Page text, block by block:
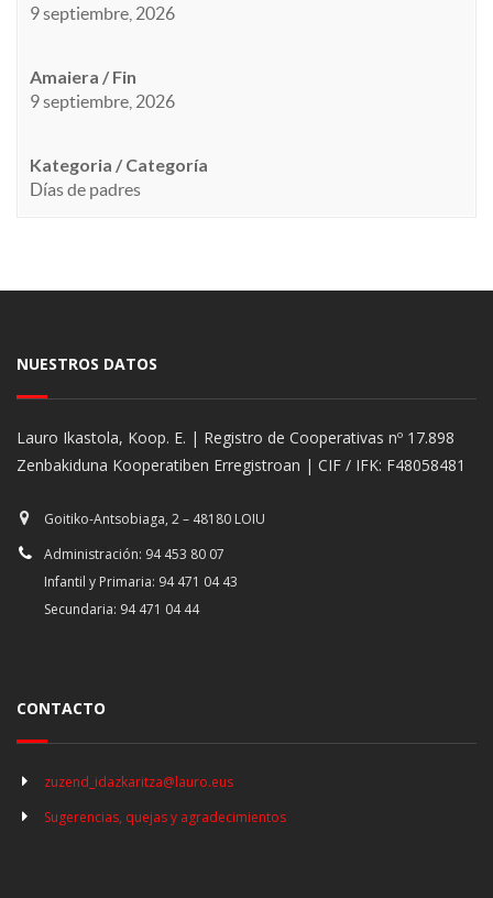
9 septiembre, 2026
Amaiera / Fin
9 septiembre, 2026
Kategoria / Categoría
Días de padres
NUESTROS DATOS
Lauro Ikastola, Koop. E. | Registro de Cooperativas nº 17.898
Zenbakiduna Kooperatiben Erregistroan | CIF / IFK: F48058481
Goitiko-Antsobiaga, 2 – 48180 LOIU
Administración: 94 453 80 07
Infantil y Primaria: 94 471 04 43
Secundaria: 94 471 04 44
CONTACTO
zuzend_idazkaritza@lauro.eus
Sugerencias, quejas y agradecimientos